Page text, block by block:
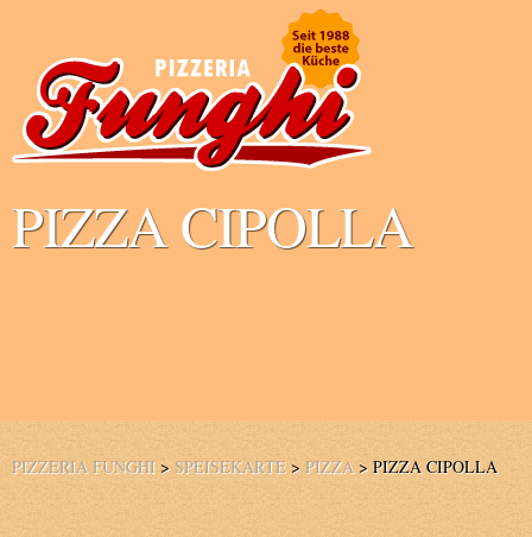
PIZZA CIPOLLA
PIZZERIA FUNGHI > SPEISEKARTE > PIZZA > PIZZA CIPOLLA